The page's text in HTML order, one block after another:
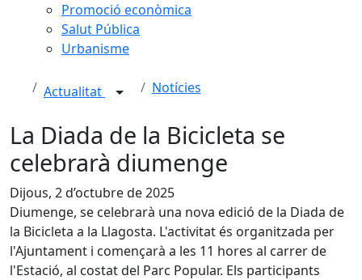
Promoció econòmica
Salut Pública
Urbanisme
Actualitat Notícies
La Diada de la Bicicleta se
celebrarà diumenge
Dijous, 2 d’octubre de 2025
Diumenge, se celebrarà una nova edició de la Diada de
la Bicicleta a la Llagosta. L'activitat és organitzada per
l'Ajuntament i començarà a les 11 hores al carrer de
l'Estació, al costat del Parc Popular. Els participants